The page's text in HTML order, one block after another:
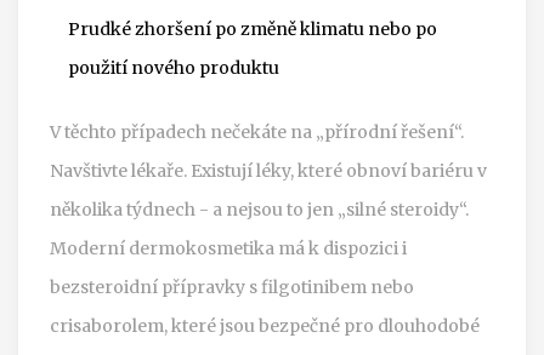
Prudké zhoršení po změně klimatu nebo po
použití nového produktu
V těchto případech nečekáte na „přírodní řešení“.
Navštivte lékaře. Existují léky, které obnoví bariéru v
několika týdnech - a nejsou to jen „silné steroidy“.
Moderní dermokosmetika má k dispozici i
bezsteroidní přípravky s filgotinibem nebo
crisaborolem, které jsou bezpečné pro dlouhodobé